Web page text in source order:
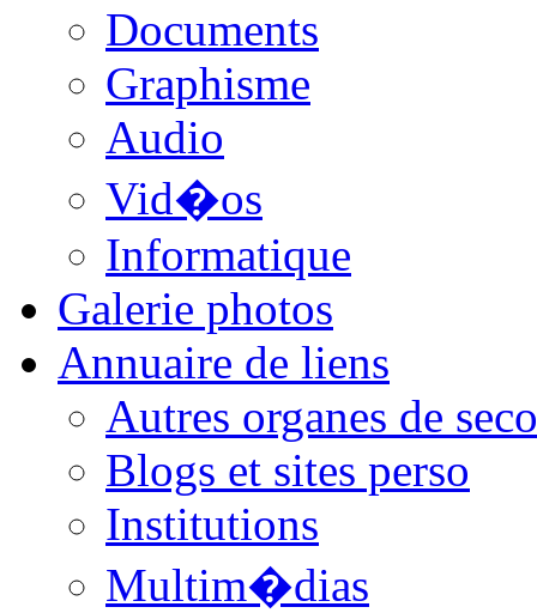
Documents
Graphisme
Audio
Vid�os
Informatique
Galerie photos
Annuaire de liens
Autres organes de
Blogs et sites perso
Institutions
Multim�dias